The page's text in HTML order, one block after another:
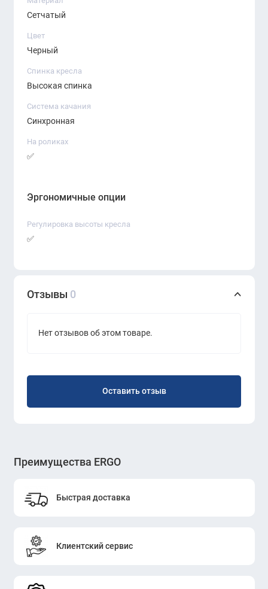
Сетчатый
Цвет
Черный
Спинка кресла
Высокая спинка
Система качания
Синхронная
На роликах
✅
Эргономичные опции
Регулировка высоты кресла
✅
Отзывы 0
Нет отзывов об этом товаре.
Оставить отзыв
Преимущества ERGO
Быстрая доставка
Клиентский сервис